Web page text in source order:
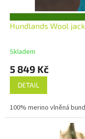
Hundlands Wool
Skladem
5 849 Kč
DETAIL
100% merino vlněná